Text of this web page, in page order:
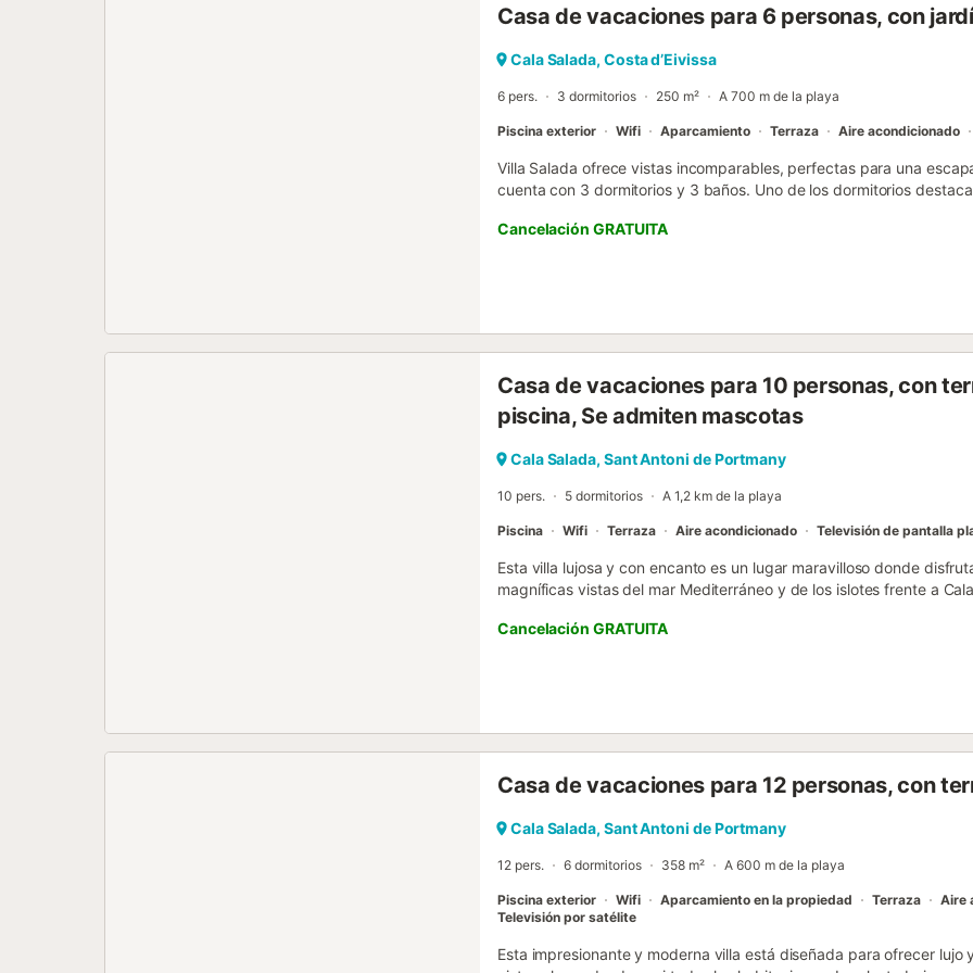
Casa de vacaciones para 6 personas, con
Cala Salada, Costa d’Eivissa
6 pers. 3 dormitorios 250 m² A 700 m de la playa
Piscina exterior Wifi Aparcamiento Terraza Aire acondicionado
Villa Salada ofrece vistas incomparables, perfectas para una
cuenta con 3 dormitorios y 3 baños. Uno de los dormitorios
dormitorio, situado en un nivel inferior junto a la piscina, ofrece un
y baño en suite, ideal para quienes buscan mayor privacidad. Las
enmarcan vistas espectaculares, creando un ambiente acogedor
especiales. La cocina totalmente equipada invita a disfrutar de la
relajarse al sol y disfrutar de la tranquilidad. El balcón es el punto
compañía y del entorno, con vistas panorámicas al mar
Cancelación GRATUITA
Casa de vacaciones para 10 personas, con
piscina, Se admiten mascotas
Cala Salada, Sant Antoni de Portmany
10 pers. 5 dormitorios A 1,2 km de la playa
Piscina Wifi Terraza Aire acondicionado Televisión de pantalla
Esta villa lujosa y con encanto es un lugar maravilloso donde
magníficas vistas del mar Mediterráneo y de los islotes frente a
elegante. En la parte trasera del jardín hay una estilosa zona de
Alrededor de la gran piscina con escalera romana hay una terraza
También encontrarás un elegante comedor junto a la cocina
se llega a las dos habitaciones, decoradas con mucho gusto.
un cuarto de hora está el pueblo de San Rafael y en menos de 25
Un coche es necesario para acceder todas las villas! Por favor
incluida ...
Cancelación GRATUITA
Casa de vacaciones para 12 personas, con
Cala Salada, Sant Antoni de Portmany
12 pers. 6 dormitorios 358 m² A 600 m de la playa
Piscina exterior Wifi Aparcamiento en la propiedad Terraza Aire
Televisión por satélite
Esta impresionante y moderna villa está diseñada para ofrecer